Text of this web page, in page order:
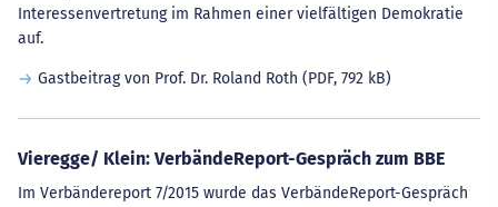
Interessenvertretung im Rahmen einer vielfältigen Demokratie
auf.
Gastbeitrag von Prof. Dr. Roland Roth (PDF, 792 kB)
Vieregge/ Klein: VerbändeReport-Gespräch zum BBE
Im Verbändereport 7/2015 wurde das VerbändeReport-Gespräch